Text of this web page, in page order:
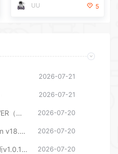
UU
5
2026-07-21
2026-07-21
潜水员戴夫/DAVE THE DIVER（更新v1.0.6.2039—更新DLC） 2026-07-20
直到那时/到那时/Until Then v18.06.2026—更新旧影DLC 2026-07-20
拾光旅人/Outbound （更新v1.0.16 单机/网络联机） 2026-07-20